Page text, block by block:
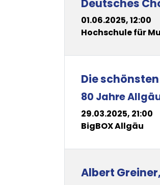
Deutsches
01.06.2025, 12:00
Hochschule für
Die
80 Jahre
29.03.2025, 21:00
BigBOX Allgäu
Albert